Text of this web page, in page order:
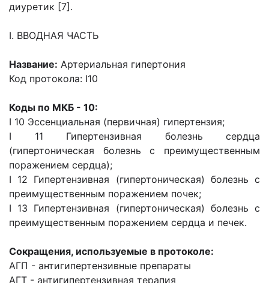
диуретик [7].
I. ВВОДНАЯ ЧАСТЬ
Название: Артериальная гипертония
Код протокола: I10
Коды по МКБ - 10:
I 10 Эссенциальная (первичная) гипертензия;
I 11 Гипертензивная болезнь сердца
(гипертоническая болезнь с преимущественным
поражением сердца);
I 12 Гипертензивная (гипертоническая) болезнь с
преимущественным поражением почек;
I 13 Гипертензивная (гипертоническая) болезнь с
преимущественным поражением сердца и печек.
Сокращения, используемые в протоколе:
АГП - антигипертензивные препараты
АГТ - антигипертензивная терапия